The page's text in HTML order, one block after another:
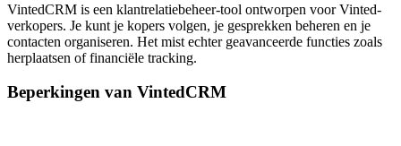
VintedCRM is een klantrelatiebeheer-tool ontworpen voor Vinted-
verkopers. Je kunt je kopers volgen, je gesprekken beheren en je
contacten organiseren. Het mist echter geavanceerde functies zoals
herplaatsen of financiële tracking.
Beperkingen van VintedCRM